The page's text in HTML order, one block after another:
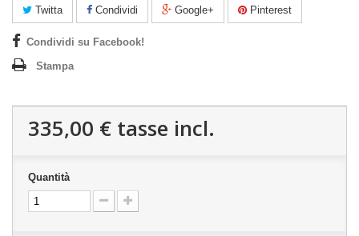
Twitta Condividi Google+ Pinterest
Condividi su Facebook!
Stampa
335,00 € tasse incl.
Quantità